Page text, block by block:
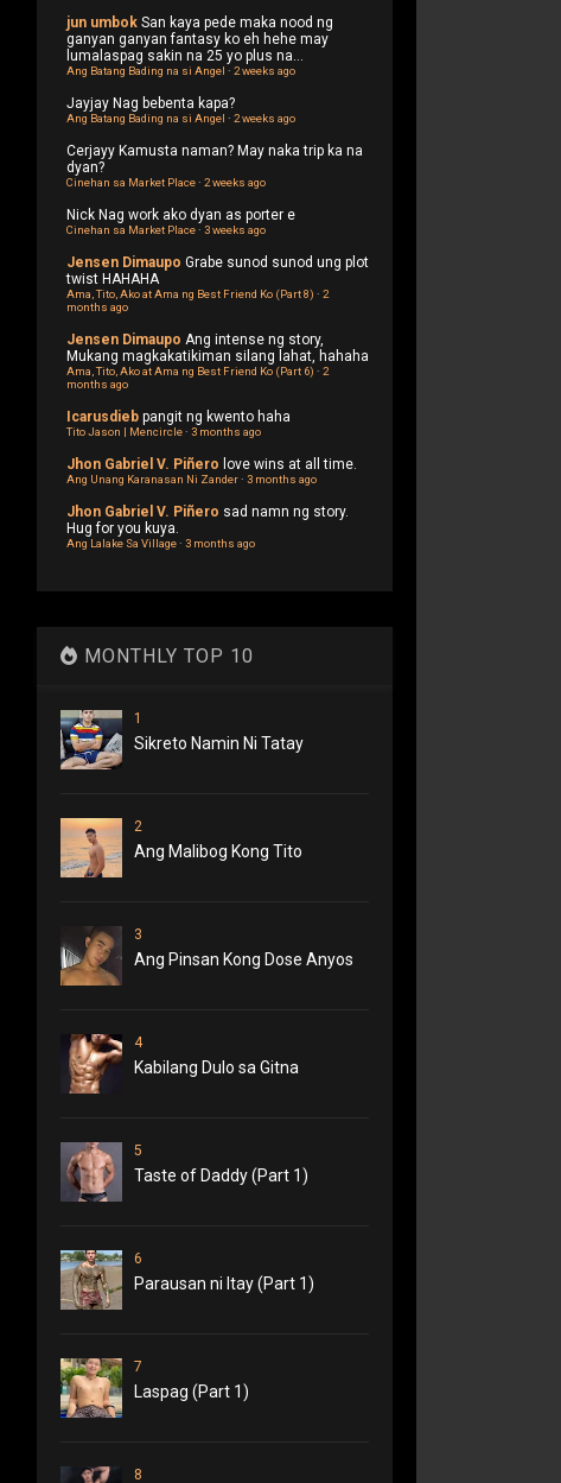
jun umbok San kaya pede maka nood ng
ganyan ganyan fantasy ko eh hehe may
lumalaspag sakin na 25 yo plus na...
Ang Batang Bading na si Angel · 2 weeks ago
Jayjay Nag bebenta kapa?
Ang Batang Bading na si Angel · 2 weeks ago
Cerjayy Kamusta naman? May naka trip ka na
dyan?
Cinehan sa Market Place· 2 weeks ago
Nick Nag work ako dyan as porter e
Cinehan sa Market Place· 3 weeks ago
Jensen Dimaupo Grabe sunod sunod ung plot
twist HAHAHA
Ama, Tito, Ako at Ama ng Best Friend Ko (Part 8) · 2
months ago
Jensen Dimaupo Ang intense ng story,
Mukang magkakatikiman silang lahat, hahaha
Ama, Tito, Ako at Ama ng Best Friend Ko (Part 6) · 2
months ago
Icarusdieb pangit ng kwento haha
Tito Jason | Mencircle· 3 months ago
Jhon Gabriel V. Piñero love wins at all time.
Ang Unang Karanasan Ni Zander· 3 months ago
Jhon Gabriel V. Piñero sad namn ng story.
Hug for you kuya.
Ang Lalake Sa Village· 3 months ago
MONTHLY TOP 10
1
Sikreto Namin Ni Tatay
2
Ang Malibog Kong Tito
3
Ang Pinsan Kong Dose Anyos
4
Kabilang Dulo sa Gitna
5
Taste of Daddy (Part 1)
6
Parausan ni Itay (Part 1)
7
Laspag (Part 1)
8